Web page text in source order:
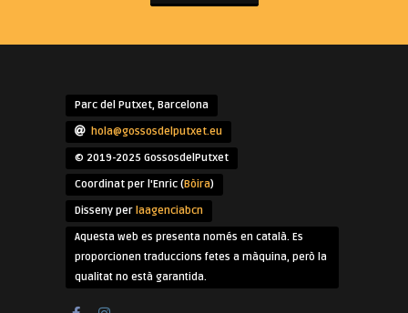
Parc del Putxet, Barcelona
hola@gossosdelputxet.eu
© 2019-2025 GossosdelPutxet
Coordinat per l'Enric (Bòira)
Disseny per laagenciabcn
Aquesta web es presenta només en català. Es
proporcionen traduccions fetes a màquina, però la
qualitat no està garantida.